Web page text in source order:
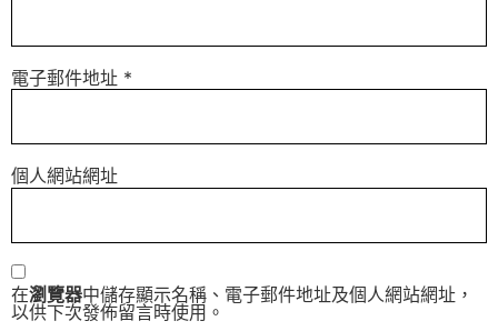
電子郵件地址 *
個人網站網址
在瀏覽器中儲存顯示名稱、電子郵件地址及個人網站網址，
以供下次發佈留言時使用。